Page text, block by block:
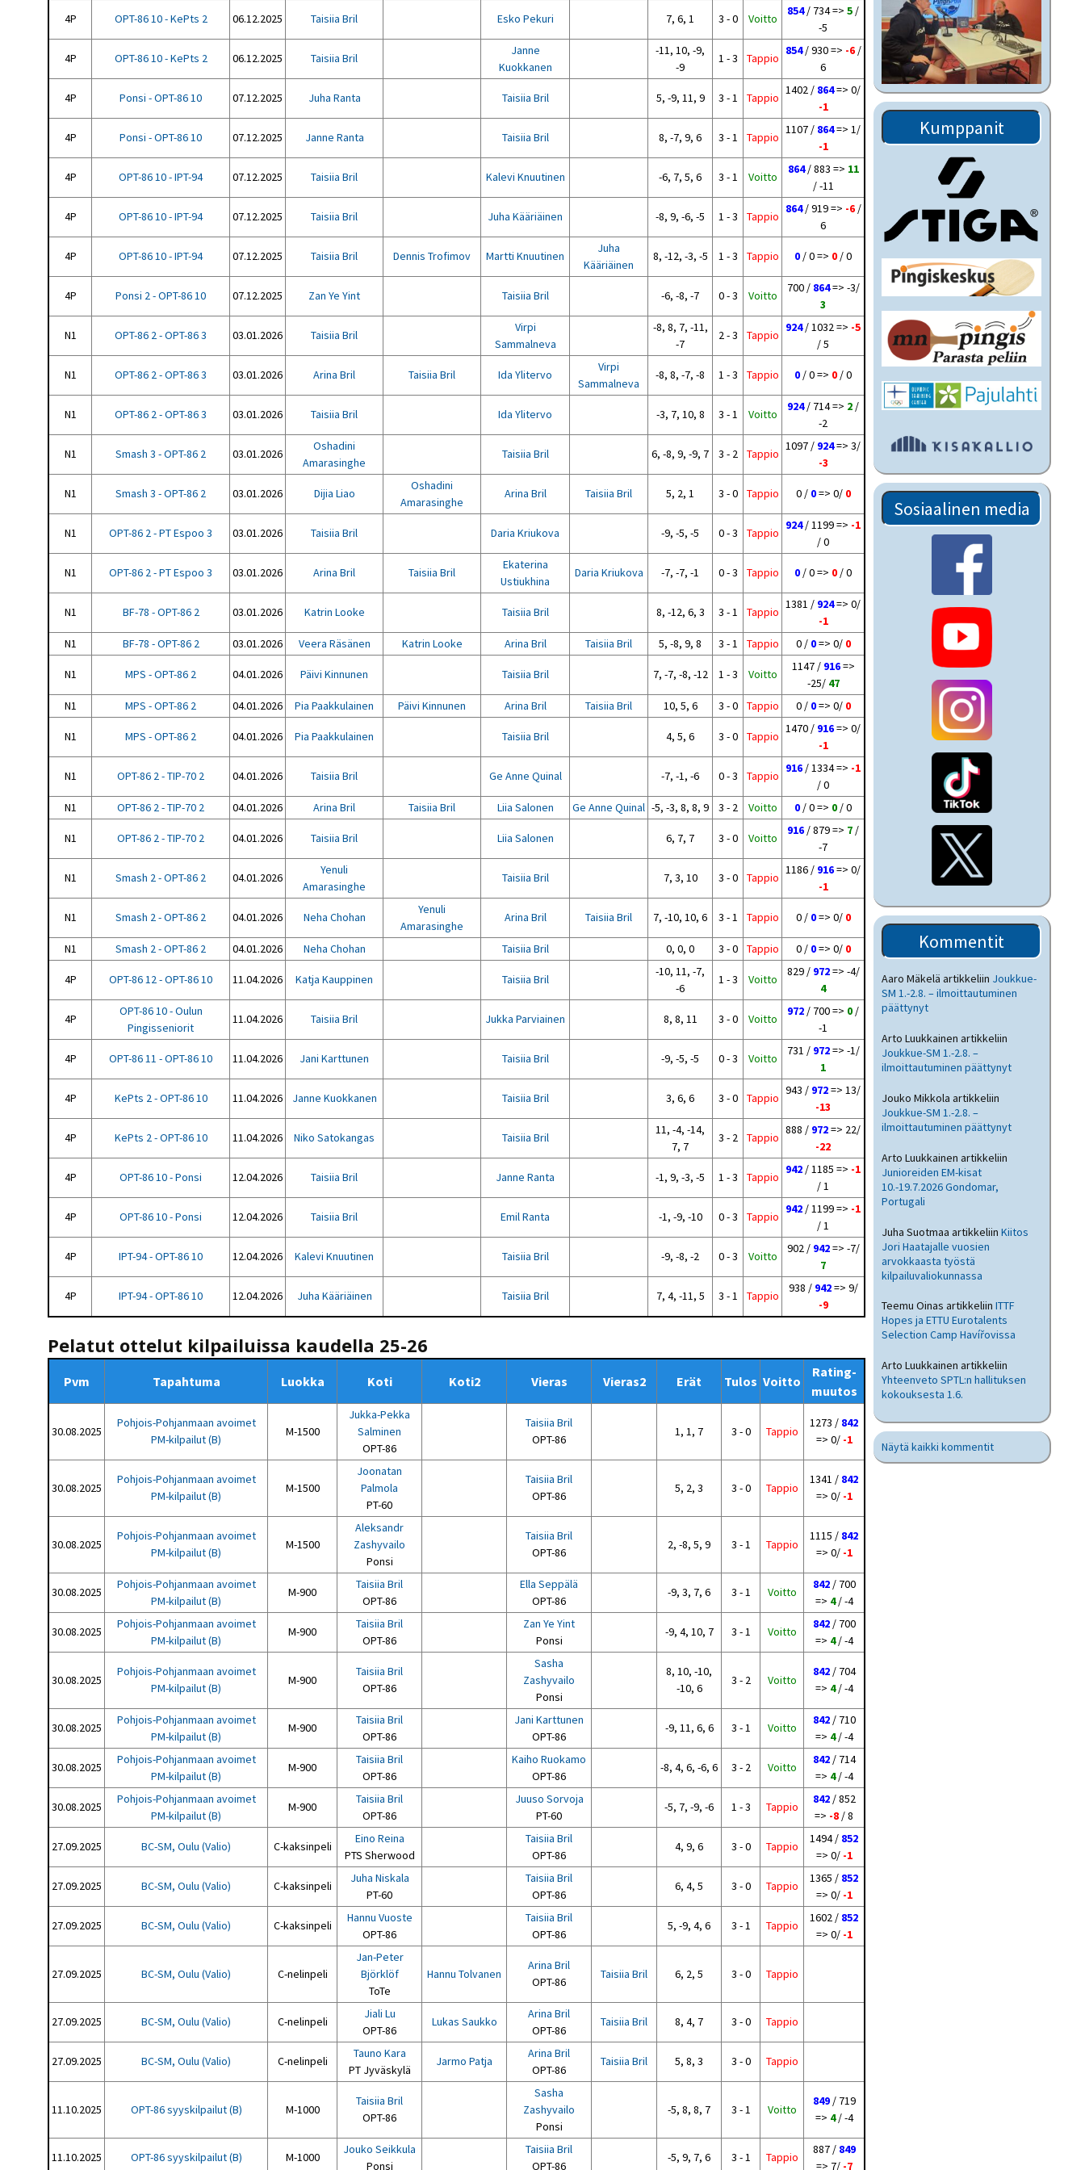
4P OPT-86 10 - KePts 2 06.12.2025 Taisiia Bril Esko Pekuri 7, 6, 1 3 - 0 Voitto
854/ 734 => 5 /
-5
4P OPT-86 10 - KePts 2 06.12.2025 Taisiia Bril
Janne
Kuokkanen
-11, 10, -9,
-9
1 - 3 Tappio
854/ 930 => -6/
6
4P Ponsi - OPT-86 10 07.12.2025 Juha Ranta Taisiia Bril 5, -9, 11, 9 3 - 1 Tappio
1402 / 864=> 0/
-1
4P Ponsi - OPT-86 10 07.12.2025 Janne Ranta Taisiia Bril 8, -7, 9, 6 3 - 1 Tappio
1107 / 864=> 1/
-1
4P OPT-86 10 - IPT-94 07.12.2025 Taisiia Bril Kalevi Knuutinen -6, 7, 5, 6 3 - 1 Voitto
864/ 883 => 11
/ -11
4P OPT-86 10 - IPT-94 07.12.2025 Taisiia Bril Juha Kääriäinen -8, 9, -6, -5 1 - 3 Tappio
864/ 919 => -6/
6
4P OPT-86 10 - IPT-94 07.12.2025 Taisiia Bril Dennis Trofimov Martti Knuutinen
Juha
Kääriäinen
8, -12, -3, -5 1 - 3 Tappio 0 / 0 => 0 / 0
4P Ponsi 2 - OPT-86 10 07.12.2025 Zan Ye Yint Taisiia Bril -6, -8, -7 0 - 3 Voitto
700 / 864=> -3/
3
N1 OPT-86 2 - OPT-86 3 03.01.2026 Taisiia Bril
Virpi
Sammalneva
-8, 8, 7, -11,
-7
2 - 3 Tappio
924/ 1032 => -5
/ 5
N1 OPT-86 2 - OPT-86 3 03.01.2026 Arina Bril Taisiia Bril Ida Ylitervo
Virpi
Sammalneva
-8, 8, -7, -8 1 - 3 Tappio 0 / 0 => 0 / 0
N1 OPT-86 2 - OPT-86 3 03.01.2026 Taisiia Bril Ida Ylitervo -3, 7, 10, 8 3 - 1 Voitto
924/ 714 => 2 /
-2
N1 Smash 3 - OPT-86 2 03.01.2026
Oshadini
Amarasinghe
Taisiia Bril 6, -8, 9, -9, 7 3 - 2 Tappio
1097 / 924=> 3/
-3
N1 Smash 3 - OPT-86 2 03.01.2026 Dijia Liao
Oshadini
Amarasinghe
Arina Bril Taisiia Bril 5, 2, 1 3 - 0 Tappio 0 / 0=> 0/ 0
N1 OPT-86 2 - PT Espoo 3 03.01.2026 Taisiia Bril Daria Kriukova -9, -5, -5 0 - 3 Tappio
924/ 1199 => -1
/ 0
N1 OPT-86 2 - PT Espoo 3 03.01.2026 Arina Bril Taisiia Bril
Ekaterina
Ustiukhina
Daria Kriukova -7, -7, -1 0 - 3 Tappio 0 / 0 => 0 / 0
N1 BF-78 - OPT-86 2 03.01.2026 Katrin Looke Taisiia Bril 8, -12, 6, 3 3 - 1 Tappio
1381 / 924=> 0/
-1
N1
BF-78 - OPT-86 2 03.01.2026 Veera Räsänen Katrin Looke Arina Bril Taisiia Bril 5, -8, 9, 8 3 - 1 Tappio 0 / 0=> 0/ 0
N1 MPS - OPT-86 2 04.01.2026 Päivi Kinnunen Taisiia Bril 7, -7, -8, -12 1 - 3 Voitto
1147 / 916=>
-25/ 47
N1
MPS - OPT-86 2 04.01.2026 Pia Paakkulainen Päivi Kinnunen Arina Bril Taisiia Bril 10, 5, 6 3 - 0 Tappio 0 / 0=> 0/ 0
N1 MPS - OPT-86 2 04.01.2026 Pia Paakkulainen Taisiia Bril 4, 5, 6 3 - 0 Tappio
1470 / 916=> 0/
-1
N1 OPT-86 2 - TIP-70 2 04.01.2026 Taisiia Bril Ge Anne Quinal -7, -1, -6 0 - 3 Tappio
916 / 1334 => -1
/ 0
N1
OPT-86 2 - TIP-70 2 04.01.2026 Arina Bril Taisiia Bril Liia Salonen Ge Anne Quinal -5, -3, 8, 8, 9 3 - 2 Voitto 0 / 0 => 0 / 0
N1 OPT-86 2 - TIP-70 2 04.01.2026 Taisiia Bril Liia Salonen 6, 7, 7 3 - 0 Voitto
916 / 879 => 7 /
-7
N1 Smash 2 - OPT-86 2 04.01.2026
Yenuli
Amarasinghe
Taisiia Bril 7, 3, 10 3 - 0 Tappio
1186 / 916=> 0/
-1
N1 Smash 2 - OPT-86 2 04.01.2026 Neha Chohan
Yenuli
Amarasinghe
Arina Bril Taisiia Bril 7, -10, 10, 6 3 - 1 Tappio 0 / 0=> 0/ 0
N1 Smash 2 - OPT-86 2 04.01.2026 Neha Chohan Taisiia Bril 0, 0, 0 3 - 0 Tappio 0 / 0=> 0/ 0
4P OPT-86 12 - OPT-86 10 11.04.2026 Katja Kauppinen Taisiia Bril
-10, 11, -7,
-6
1 - 3 Voitto
829 / 972=> -4/
4
4P
OPT-86 10 - Oulun
Pingisseniorit
11.04.2026 Taisiia Bril Jukka Parviainen 8, 8, 11 3 - 0 Voitto
972 / 700 => 0 /
-1
4P OPT-86 11 - OPT-86 10 11.04.2026 Jani Karttunen Taisiia Bril -9, -5, -5 0 - 3 Voitto
731 / 972=> -1/
1
4P KePts 2 - OPT-86 10 11.04.2026 Janne Kuokkanen Taisiia Bril 3, 6, 6 3 - 0 Tappio
943 / 972=> 13/
-13
4P KePts 2 - OPT-86 10 11.04.2026 Niko Satokangas Taisiia Bril
11, -4, -14,
7, 7
3 - 2 Tappio
888 / 972=> 22/
-22
4P OPT-86 10 - Ponsi 12.04.2026 Taisiia Bril Janne Ranta -1, 9, -3, -5 1 - 3 Tappio
942 / 1185 => -1
/ 1
4P OPT-86 10 - Ponsi 12.04.2026 Taisiia Bril Emil Ranta -1, -9, -10 0 - 3 Tappio
942 / 1199 => -1
/ 1
4P IPT-94 - OPT-86 10 12.04.2026 Kalevi Knuutinen Taisiia Bril -9, -8, -2 0 - 3 Voitto
902 / 942=> -7/
7
4P IPT-94 - OPT-86 10 12.04.2026 Juha Kääriäinen Taisiia Bril 7, 4, -11, 5 3 - 1 Tappio
938 / 942=> 9/
-9
Pelatut ottelut kilpailuissa kaudella 25-26
Pvm Tapahtuma Luokka Koti Koti2 Vieras Vieras2 Erät Tulos Voitto
Rating-
muutos
30.08.2025
Pohjois-Pohjanmaan avoimet
PM-kilpailut (B)
M-1500
Jukka-Pekka
Salminen
OPT-86
Taisiia Bril
OPT-86
1, 1, 7 3 - 0 Tappio
1273 / 842
=> 0/ -1
30.08.2025
Pohjois-Pohjanmaan avoimet
PM-kilpailut (B)
M-1500
Joonatan
Palmola
PT-60
Taisiia Bril
OPT-86
5, 2, 3 3 - 0 Tappio
1341 / 842
=> 0/ -1
30.08.2025
Pohjois-Pohjanmaan avoimet
PM-kilpailut (B)
M-1500
Aleksandr
Zashyvailo
Ponsi
Taisiia Bril
OPT-86
2, -8, 5, 9 3 - 1 Tappio
1115 / 842
=> 0/ -1
30.08.2025
Pohjois-Pohjanmaan avoimet
PM-kilpailut (B)
M-900
Taisiia Bril
OPT-86
Ella Seppälä
OPT-86
-9, 3, 7, 6 3 - 1 Voitto
842/ 700
=> 4/ -4
30.08.2025
Pohjois-Pohjanmaan avoimet
PM-kilpailut (B)
M-900
Taisiia Bril
OPT-86
Zan Ye Yint
Ponsi
-9, 4, 10, 7 3 - 1 Voitto
842/ 700
=> 4/ -4
30.08.2025
Pohjois-Pohjanmaan avoimet
PM-kilpailut (B)
M-900
Taisiia Bril
OPT-86
Sasha
Zashyvailo
Ponsi
8, 10, -10,
-10, 6
3 - 2 Voitto
842/ 704
=> 4/ -4
30.08.2025
Pohjois-Pohjanmaan avoimet
PM-kilpailut (B)
M-900
Taisiia Bril
OPT-86
Jani Karttunen
OPT-86
-9, 11, 6, 6 3 - 1 Voitto
842/ 710
=> 4/ -4
30.08.2025
Pohjois-Pohjanmaan avoimet
PM-kilpailut (B)
M-900
Taisiia Bril
OPT-86
Kaiho Ruokamo
OPT-86
-8, 4, 6, -6, 6 3 - 2 Voitto
842/ 714
=> 4/ -4
30.08.2025
Pohjois-Pohjanmaan avoimet
PM-kilpailut (B)
M-900
Taisiia Bril
OPT-86
Juuso Sorvoja
PT-60
-5, 7, -9, -6 1 - 3 Tappio
842/ 852
=> -8 / 8
27.09.2025 BC-SM, Oulu (Valio) C-kaksinpeli
Eino Reina
PTS Sherwood
Taisiia Bril
OPT-86
4, 9, 6 3 - 0 Tappio
1494 / 852
=> 0/ -1
27.09.2025 BC-SM, Oulu (Valio) C-kaksinpeli
Juha Niskala
PT-60
Taisiia Bril
OPT-86
6, 4, 5 3 - 0 Tappio
1365 / 852
=> 0/ -1
27.09.2025 BC-SM, Oulu (Valio) C-kaksinpeli
Hannu Vuoste
OPT-86
Taisiia Bril
OPT-86
5, -9, 4, 6 3 - 1 Tappio
1602 / 852
=> 0/ -1
27.09.2025 BC-SM, Oulu (Valio) C-nelinpeli
Jan-Peter
Björklöf
ToTe
Hannu Tolvanen
Arina Bril
OPT-86
Taisiia Bril 6, 2, 5 3 - 0 Tappio
27.09.2025 BC-SM, Oulu (Valio) C-nelinpeli
Jiali Lu
OPT-86
Lukas Saukko
Arina Bril
OPT-86
Taisiia Bril 8, 4, 7 3 - 0 Tappio
27.09.2025 BC-SM, Oulu (Valio) C-nelinpeli
Tauno Kara
PT Jyväskylä
Jarmo Patja
Arina Bril
OPT-86
Taisiia Bril 5, 8, 3 3 - 0 Tappio
11.10.2025 OPT-86 syyskilpailut (B) M-1000
Taisiia Bril
OPT-86
Sasha
Zashyvailo
Ponsi
-5, 8, 8, 7 3 - 1 Voitto
849/ 719
=> 4/ -4
11.10.2025 OPT-86 syyskilpailut (B) M-1000
Jouko Seikkula
Ponsi
Taisiia Bril
OPT-86
-5, 9, 7, 6 3 - 1 Tappio
887 / 849
=> 7/ -7
Kumppanit
Sosiaalinen media
Kommentit
Aaro Mäkelä artikkeliin Joukkue-
SM 1.-2.8. – ilmoittautuminen
päättynyt
Arto Luukkainen artikkeliin
Joukkue-SM 1.-2.8. –
ilmoittautuminen päättynyt
Jouko Mikkola artikkeliin
Joukkue-SM 1.-2.8. –
ilmoittautuminen päättynyt
Arto Luukkainen artikkeliin
Junioreiden EM-kisat
10.-19.7.2026 Gondomar,
Portugali
Juha Suotmaa artikkeliin Kiitos
Jori Haatajalle vuosien
arvokkaasta työstä
kilpailuvaliokunnassa
Teemu Oinas artikkeliin ITTF
Hopes ja ETTU Eurotalents
Selection Camp Havířovissa
Arto Luukkainen artikkeliin
Yhteenveto SPTL:n hallituksen
kokouksesta 1.6.
Näytä kaikki kommentit